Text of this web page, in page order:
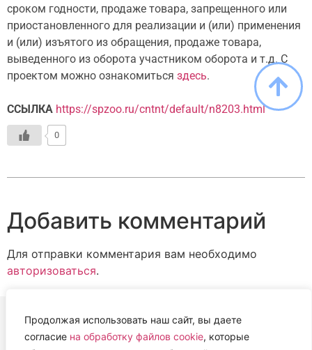
Продолжая использовать наш сайт, вы даете
согласие на обработку файлов cookie, которые
сроком годности, продаже товара, запрещенного или
приостановленного для реализации и (или) применения
и (или) изъятого из обращения, продаже товара,
выведенного из оборота участником оборота и т.д. С
проектом можно ознакомиться здесь.
ССЫЛКА https://spzoo.ru/cntnt/default/n8203.html
0
Добавить комментарий
Для отправки комментария вам необходимо
авторизоваться.
ВЕТЕРИНАРНАЯ АССОЦИАЦИЯ